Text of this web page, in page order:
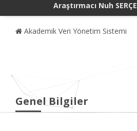
Araştırmacı Nuh SERÇE
Akademik Veri Yönetim Sistemi
Genel Bilgiler